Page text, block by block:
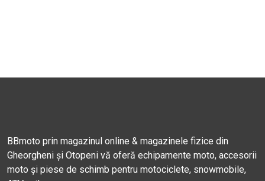
BBmoto prin magazinul online & magazinele fizice din
Gheorgheni și Otopeni vă oferă echipamente moto, accesorii
moto și piese de schimb pentru motociclete, snowmobile,